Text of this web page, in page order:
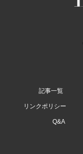
記事一覧
リンクポリシー
Q&A